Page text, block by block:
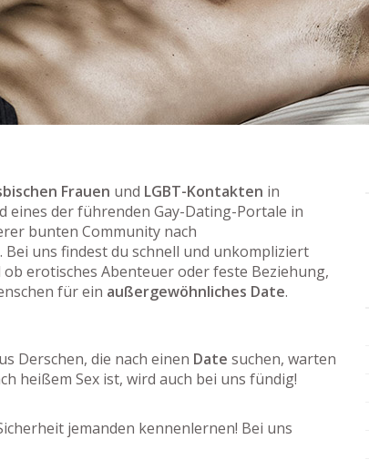
Frauen und LGBT-Kontakten in
eines der führenden Gay-Dating-Portale in
bunten Community nach
uns findest du schnell und unkompliziert
ob erotisches Abenteuer oder feste Beziehung,
für ein außergewöhnliches Date.
Derschen, die nach einen Date suchen, warten
heißem Sex ist, wird auch bei uns fündig!
jemanden kennenlernen! Bei uns